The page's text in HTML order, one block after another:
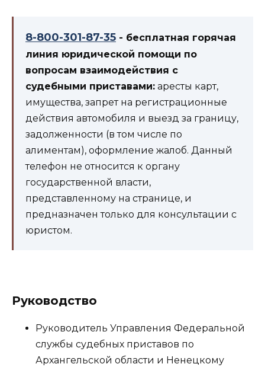
8-800-301-87-35 - бесплатная горячая
линия юридической помощи по
вопросам взаимодействия с
судебными приставами: аресты карт,
имущества, запрет на регистрационные
действия автомобиля и выезд за границу,
задолженности (в том числе по
алиментам), оформление жалоб. Данный
телефон не относится к органу
государственной власти,
представленному на странице, и
предназначен только для консультации с
юристом.
Руководство
Руководитель Управления Федеральной
службы судебных приставов по
Архангельской области и Ненецкому